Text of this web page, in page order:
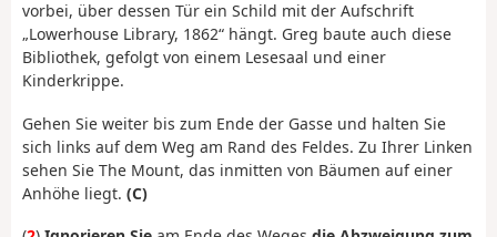
vorbei, über dessen Tür ein Schild mit der Aufschrift
„Lowerhouse Library, 1862“ hängt. Greg baute auch diese
Bibliothek, gefolgt von einem Lesesaal und einer
Kinderkrippe.
Gehen Sie weiter bis zum Ende der Gasse und halten Sie
sich links auf dem Weg am Rand des Feldes. Zu Ihrer Linken
sehen Sie The Mount, das inmitten von Bäumen auf einer
Anhöhe liegt. (C)